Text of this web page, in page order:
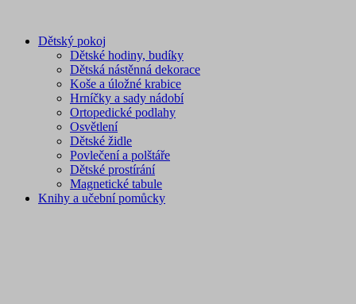
Dětský pokoj
Dětské hodiny, budíky
Dětská nástěnná dekorace
Koše a úložné krabice
Hrníčky a sady nádobí
Ortopedické podlahy
Osvětlení
Dětské židle
Povlečení a polštáře
Dětské prostírání
Magnetické tabule
Knihy a učební pomůcky